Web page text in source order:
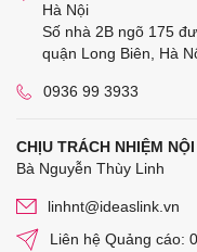
Hà Nội
Số nhà 2B ngõ 175
quận Long Biên, Hà
0936 99 3933
CHỊU TRÁCH NHIỆM
Bà Nguyễn Thùy Linh
linhnt@ideaslink.vn
Liên hệ Quảng cáo: